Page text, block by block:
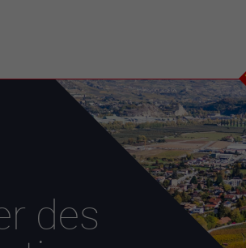
Emplois
Organisation
communale
Programme de
législature 2025-2028
Stratégies
Art et
Sport et
Vins,
séjours
Clubs et
Nature
des